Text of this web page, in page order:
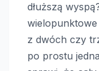
dłuższą
wielopunktowe
z dwóch czy
po prostu